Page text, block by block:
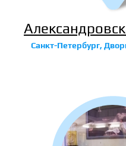
Санкт-Петербург,